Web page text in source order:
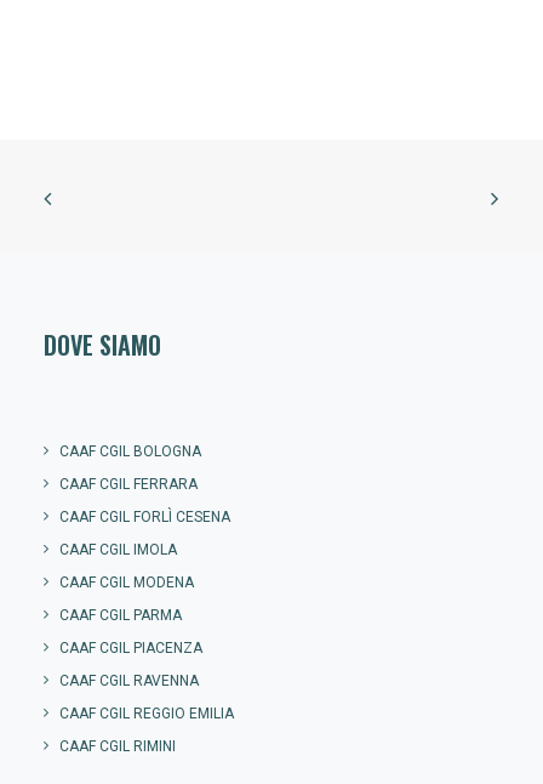
DOVE SIAMO
CAAF CGIL BOLOGNA
CAAF CGIL FERRARA
CAAF CGIL FORLÌ CESENA
CAAF CGIL IMOLA
CAAF CGIL MODENA
CAAF CGIL PARMA
CAAF CGIL PIACENZA
CAAF CGIL RAVENNA
CAAF CGIL REGGIO EMILIA
CAAF CGIL RIMINI